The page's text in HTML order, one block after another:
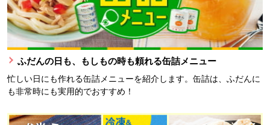
ふだんの日も、もしもの時も頼れる缶詰メニュー
忙しい日にも作れる缶詰メニューを紹介します。缶詰は、ふだんに
も非常時にも実用的でおすすめ！